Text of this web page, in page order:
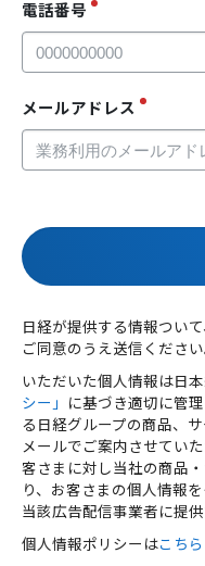
電話番号
メールアドレス
日経が提供する情報つい
ご同意のうえ送信ください
いただいた個人情報は日
シー」
に基づき適切に管
る日経グループの商品、
メールでご案内させてい
客さまに対し当社の商品
り、お客さまの個人情報
当該広告配信事業者に提
個人情報ポリシーはこちら